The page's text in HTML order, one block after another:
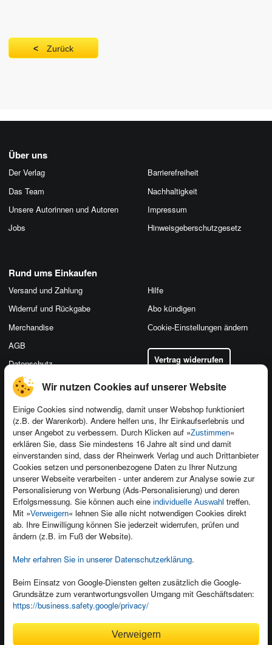
Wir nutzen Cookies auf unserer Website
Einige Cookies sind notwendig, damit unser Webshop funktioniert
(z.B. der Warenkorb). Andere helfen uns, Ihr Einkaufserlebnis und
unser Angebot zu verbessern. Durch Klicken auf »Zustimmen«
erklären Sie, dass Sie mindestens 16 Jahre alt sind und damit
einverstanden sind, dass der Rheinwerk Verlag und auch Drittanbieter
Cookies setzen und personenbezogene Daten zu Ihrer Nutzung
unserer Webseite verarbeiten - unter anderem zur Analyse sowie zur
Personalisierung von Werbung (Ads-Personalisierung) und deren
Erfolgsmessung. Sie können auch eine individuelle Auswahl treffen.
Mit »Verweigern« lehnen Sie alle nicht notwendigen Cookies direkt
ab. Ihre Einwilligung können Sie jederzeit widerrufen, prüfen und
ändern (z.B. im Fuß der Website).
Mehr erfahren Sie in unserer Datenschutzerklärung.
Beim Einsatz von Google-Diensten gelten zusätzlich die Google-
Grundsätze zum verantwortungsvollen Umgang mit Geschäftsdaten:
https://business.safety.google/privacy/
Verweigern
Zurück
Über uns
Der Verlag
Das Team
Unsere Autorinnen und Autoren
Jobs
Barrierefreiheit
Nachhaltigkeit
Impressum
Hinweis­geber­schutz­gesetz
Kontakt
Newsletter
Für Unternehmen
Presseservice
Dozentenservice
Produktfeedback
Foreign Rights
Ein Buch schreiben
Rund ums Einkaufen
Versand und Zahlung
Widerruf und Rückgabe
Merchandise
AGB
Datenschutz
Hilfe
Abo kündigen
Cookie-Einstellungen ändern
Vertrag widerrufen
Kundenservice
Wir sind gerne für Sie da!
service@rheinwerk-verlag.de